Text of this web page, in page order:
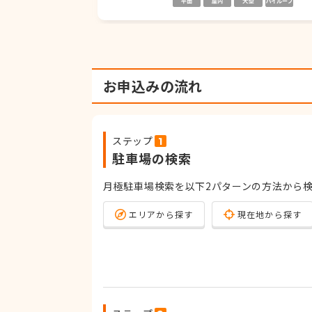
お申込みの流れ
ステップ
駐車場の検索
月極駐車場検索を以下2パターンの方法から
エリアから探す 現在地から探す